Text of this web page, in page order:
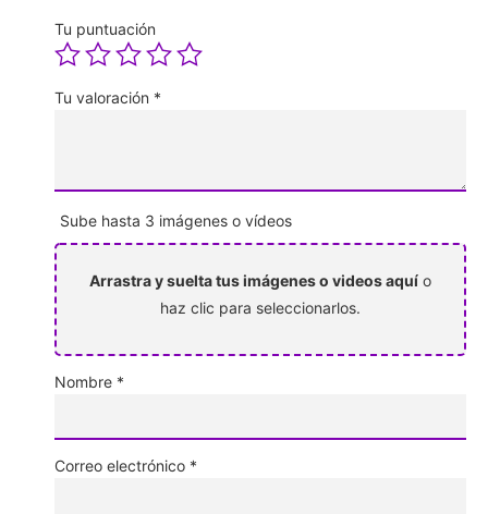
Tu puntuación
Tu valoración *
Sube hasta 3 imágenes o vídeos
Arrastra y suelta tus imágenes o videos aquí o
haz clic para seleccionarlos.
Nombre *
Correo electrónico *